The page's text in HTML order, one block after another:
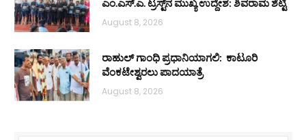
ಎಂ.ಎಸ್.ಎ. ಟ್ರಸ್ಟ್‌ನ ಮುಖ್ಯ ಉದ್ದೇಶ: ಶಿವರಾಮ ಶೆಟ್ಟಿ
August 8, 2026
ರಾಹುಲ್ ಗಾಂಧಿ ಪ್ರಧಾನಿಯಾಗಲಿ: ಕಾಟೂರಿ
ವೆಂಕಟೇಶ್ವರಲು ಪಾದಯಾತ್ರೆ
August 8, 2026